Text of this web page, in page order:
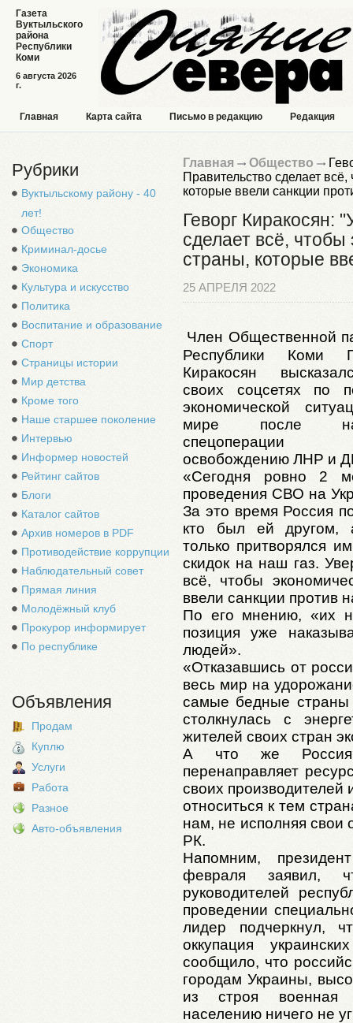
6 августа 2026
г.
Газета
Вуктыльского
района
Республики
Коми
Главная Карта сайта Письмо в редакцию Редакция
Рубрики
Вуктыльскому району - 40
лет!
Общество
Криминал-досье
Экономика
Культура и искусство
Политика
Воспитание и образование
Спорт
Страницы истории
Мир детства
Кроме того
Наше старшее поколение
Интервью
Информер новостей
Рейтинг сайтов
Блоги
Каталог сайтов
Архив номеров в PDF
Противодействие коррупции
Наблюдательный совет
Прямая линия
Молодёжный клуб
Прокурор информирует
По республике
Объявления
Продам
Куплю
Услуги
Работа
Разное
Авто-объявления
Главная Общество
Правительство сделает
которые ввели санкции
Геворг Киракосян:
сделает всё, чтобы
страны, которые
25 АПРЕЛЯ 2022
Член Общественной
Республики Коми
Киракосян
своих соцсетях по
экономической
мире после
освобождению ЛНР и
«Сегодня ровно 2
проведения СВО на
За это время Россия
кто был ей другом,
только притворялся
скидок на наш газ.
всё, чтобы
ввели санкции против
По его мнению, «их
позиция уже
людей».
«Отказавшись от
весь мир на
самые бедные страны
столкнулась с
жителей своих стран
А что же
перенаправляет
своих производителей
относиться к тем
нам, не исполняя свои
РК.
Напомним,
февраля заявил,
руководителей
проведении
лидер подчеркнул,
оккупация
сообщило, что
городам Украины,
из строя военная
населению ничего не